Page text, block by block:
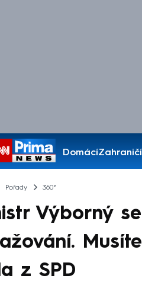
DomácíZahraničí
Pořady
Pořady 360°
Výborný
z SPD